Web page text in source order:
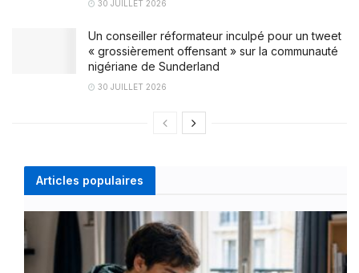
30 JUILLET 2026
Un conseiller réformateur inculpé pour un tweet
« grossièrement offensant » sur la communauté
nigériane de Sunderland
30 JUILLET 2026
Articles populaires